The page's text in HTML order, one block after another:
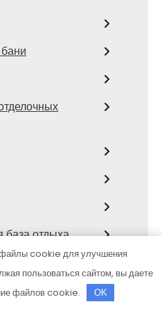
отдыха
файлы cookie для улучшения
пользоваться сайтом, вы даете
файлов cookie.
OK